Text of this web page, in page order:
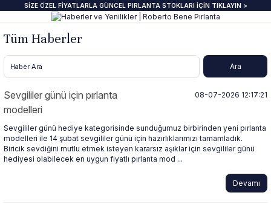
SİZE ÖZEL FİYATLARLA GÜNCEL PIRLANTA STOKLARI İÇİN TIKLAYIN >
Tüm Haberler
Sevgililer günü için pırlanta
modelleri
08-07-2026 12:17:21
Sevgililer günü hediye kategorisinde sunduğumuz birbirinden yeni pırlanta
modelleri ile 14 şubat sevgililer günü için hazırlıklarımızı tamamladık.
Biricik sevdiğini mutlu etmek isteyen kararsız aşıklar için sevgililer günü
hediyesi olabilecek en uygun fiyatlı pırlanta mod ...
Devamı
Geri Dön
Yüzükler GIA & HRD
Pırlanta Tektaş Yüzük
Geri Dön
Yüzük 7 Taş Pırlanta ve Yarım Yur
Yüzük
Taşlı Yüzük
Geri Dön
Kolye
Kolye
Taşlı Kolye
Fantezi Kolye
İnci Kolye
Geri Dön
Küpe
Küpe
Küpe
Fantazi küpeler
Geri Dön
Bileklik
Bileklik
Taşlı Bileklik
Tasarım Bileklikler
Geri Dön
Geri Dön
Geri Dön